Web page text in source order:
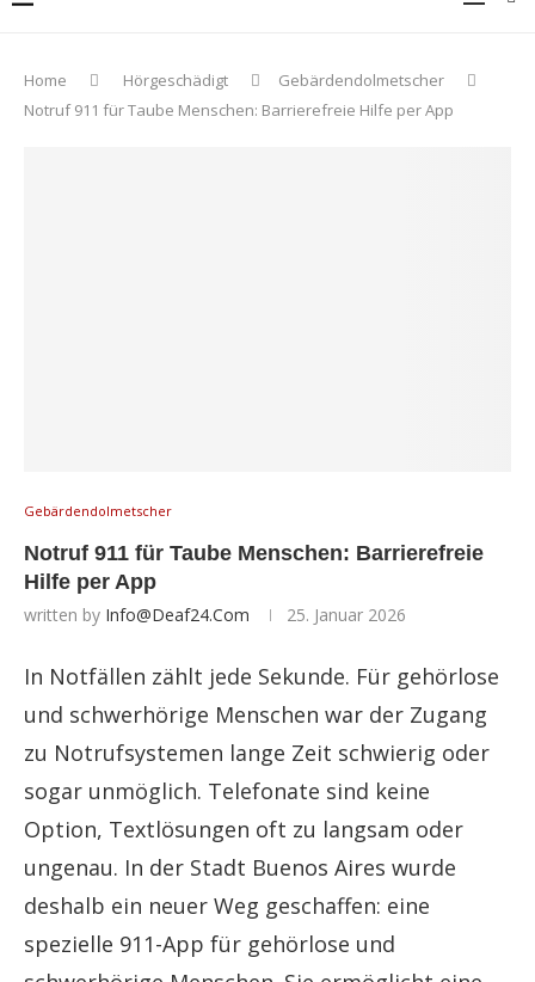
Home Hörgeschädigt
Gebärdendolmetscher
Notruf 911 für Taube Menschen: Barrierefreie Hilfe per App
Gebärdendolmetscher
Notruf 911 für Taube Menschen: Barrierefreie
Hilfe per App
written by Info@deaf24.com 25. Januar 2026
In Notfällen zählt jede Sekunde. Für gehörlose
und schwerhörige Menschen war der Zugang
zu Notrufsystemen lange Zeit schwierig oder
sogar unmöglich. Telefonate sind keine
Option, Textlösungen oft zu langsam oder
ungenau. In der Stadt Buenos Aires wurde
deshalb ein neuer Weg geschaffen: eine
spezielle 911-App für gehörlose und